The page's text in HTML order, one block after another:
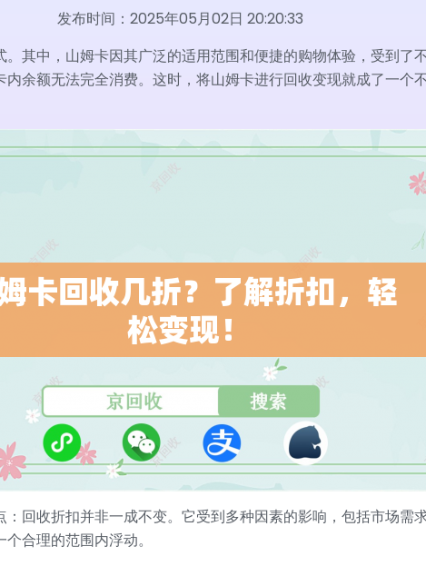
发布时间：2025年05月02日 20:20:33
其中，山姆卡因其广泛的适用范围和便捷的购物体验，受到了
余额无法完全消费。这时，将山姆卡进行回收变现就成了一个
回收折扣并非一成不变。它受到多种因素的影响，包括市场需
合理的范围内浮动。